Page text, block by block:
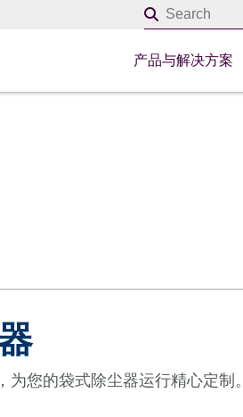
产品与解决方案
您的袋式除尘器运行精心定制。